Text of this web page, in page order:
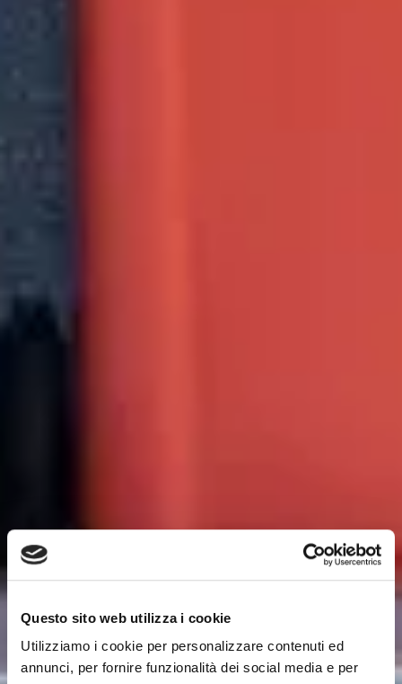
Questo sito web utilizza i cookie
Utilizziamo i cookie per personalizzare contenuti ed
annunci, per fornire funzionalità dei social media e per